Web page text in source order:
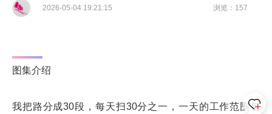
2026-05-04 19:21:15 浏览：157
图集介绍
我把路分成30段，每天扫30分之一，一天的工作范围包